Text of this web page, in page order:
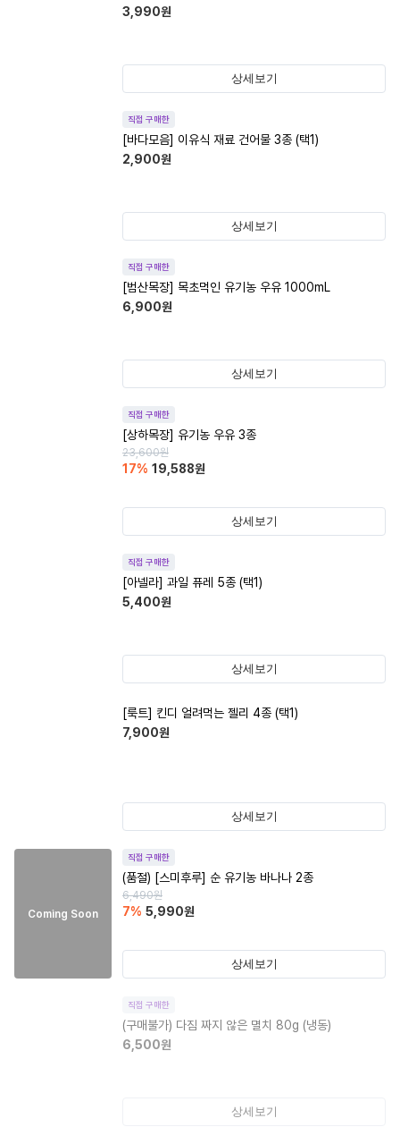
3,990원
상세보기
직접 구매한
[바다모음] 이유식 재료 건어물 3종 (택1)
2,900원
상세보기
직접 구매한
[범산목장] 목초먹인 유기농 우유 1000mL
6,900원
상세보기
직접 구매한
[상하목장] 유기농 우유 3종
23,600원
17% 19,588원
상세보기
직접 구매한
[아넬라] 과일 퓨레 5종 (택1)
5,400원
상세보기
[룩트] 킨디 얼려먹는 젤리 4종 (택1)
7,900원
상세보기
Coming Soon
직접 구매한
(품절) [스미후루] 순 유기농 바나나 2종
6,490원
7% 5,990원
상세보기
직접 구매한
(구매불가) 다짐 짜지 않은 멸치 80g (냉동)
6,500원
상세보기